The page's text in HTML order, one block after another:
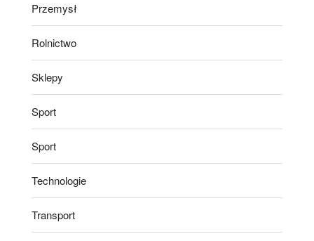
Przemysł
Rolnictwo
Sklepy
Sport
Sport
Technologie
Transport